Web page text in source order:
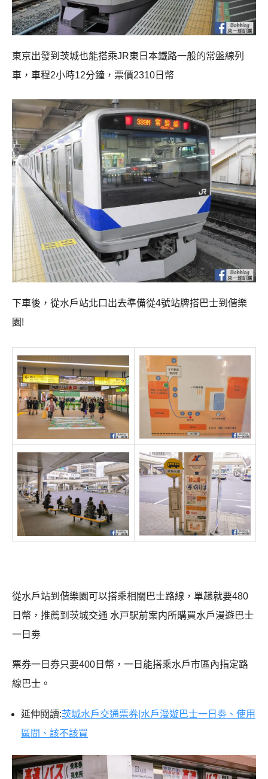
東京出發到茨城也能搭乘JR東日本鐵路一般的常盤線列
車，車程2小時12分鐘，票價2310日幣
下車後，從水戶站北口出去準備從4號站牌搭巴士到偕樂
園!
從水戶站到偕樂園可以搭乘相關巴士路線，單趟就要480
日幣，推薦到茨城交通 水戸駅前案内所購買水戶漫遊巴士
一日劵
票券一日券只要400日幣，一日能搭乘水戶市區內指定路
線巴士。
延伸閱讀:茨城水戶交通票券|水戶漫遊巴士一日劵、使用
區間、該不該買